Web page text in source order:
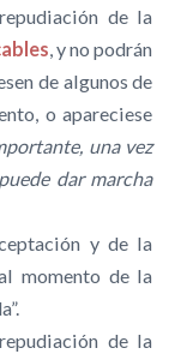
de la
, y no podrán
de algunos de
o apareciese
una vez
dar marcha
y de la
momento de la
de la